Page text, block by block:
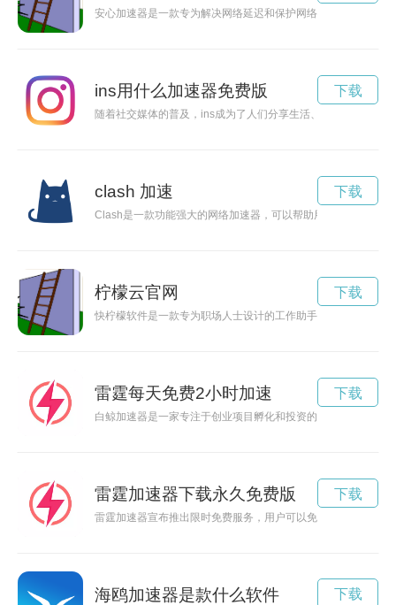
安心加速器是一款专为解决网络延迟和保护网络安全而设计的
ins用什么加速器免费版
随着社交媒体的普及，ins成为了人们分享生活、展示自我的重
下载
clash 加速
Clash是一款功能强大的网络加速器，可以帮助用户加速网络
下载
柠檬云官网
快柠檬软件是一款专为职场人士设计的工作助手软件，能够帮
下载
雷霆每天免费2小时加速
白鲸加速器是一家专注于创业项目孵化和投资的机构，致力于
下载
雷霆加速器下载永久免费版
雷霆加速器宣布推出限时免费服务，用户可以免费使用2小时，
下载
海鸥加速器是款什么软件 下载